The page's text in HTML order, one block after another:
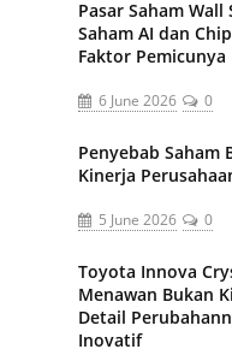
Pasar Saham
Saham AI dan
Faktor Pemicunya
6 June 2026 0
Penyebab Saham
Kinerja
5 June 2026 0
Toyota Innova
Menawan Bukan
Detail
Inovatif